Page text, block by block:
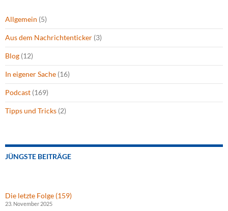
Allgemein (5)
Aus dem Nachrichtenticker (3)
Blog (12)
In eigener Sache (16)
Podcast (169)
Tipps und Tricks (2)
JÜNGSTE BEITRÄGE
Die letzte Folge (159)
23. November 2025